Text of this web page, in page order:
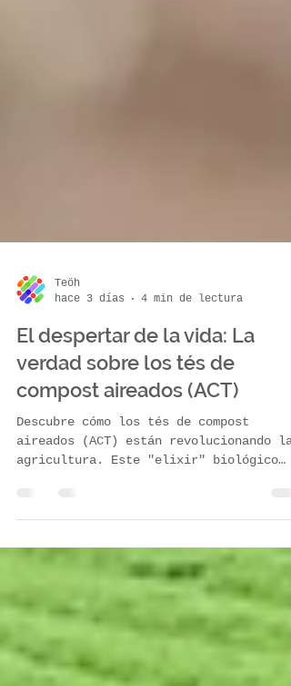
Teöh
hace 3 días
El despertar de la vida: La
verdad sobre los tés de
compost aireados (ACT)
protegiendo contra enfermedades,
mejorando la retención de agua y
reduciendo el uso de químicos. Explora
su origen, cómo funciona y por qué
solución sustentable tiene un
enorme para transformar los cultivos
México.